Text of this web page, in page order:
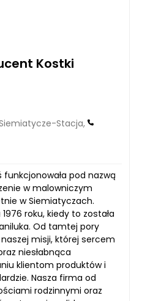
Kostki
Stacja,
pod nazwą
w malowniczym
w Siemiatyczach.
roku, kiedy to została
Od tamtej pory
misji, której sercem
niesłabnąca
klientom produktów i
Nasza firma od
rodzinnymi oraz